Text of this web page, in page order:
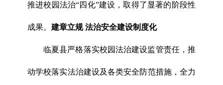
推进校园法治“四化”建设，取得了显著的阶段性
成果。 建章立规 法治安全建设制度化
临夏县严格落实校园法治建设监管责任，推
动学校落实法治建设及各类安全防范措施，全力